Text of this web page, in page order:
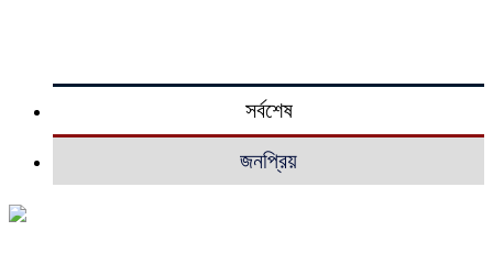
সর্বশেষ
জনপ্রিয়